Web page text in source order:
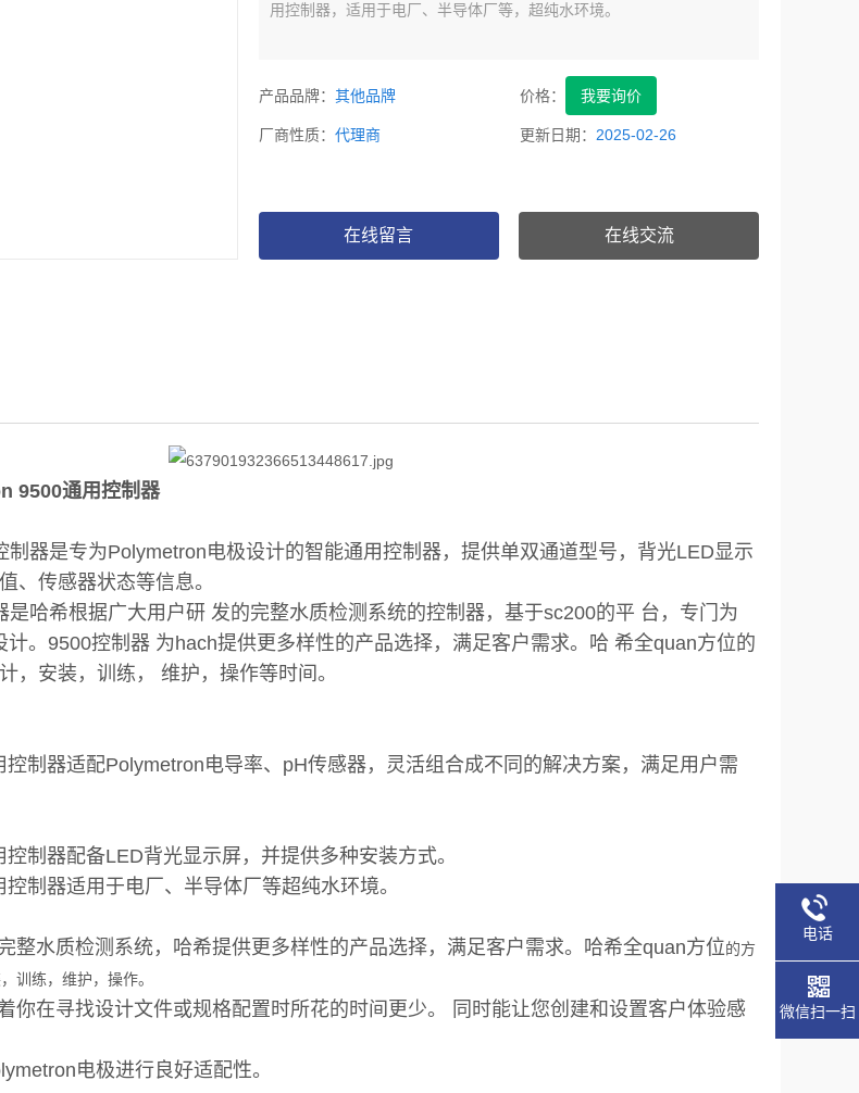
用控制器，适用于电厂、半导体厂等，超纯水环境。
产品品牌： 其他品牌 价格： 我要询价
厂商性质： 代理商 更新日期： 2025-02-26
在线留言 在线交流
9500通用控制器
制器是专为Polymetron电极设计的智能通用控制器，提供单双通道型号，背光LED显示
、传感器状态等信息。
是哈希根据广大用户研 发的完整水质检测系统的控制器，基于sc200的平 台，专门为
计。9500控制器 为hach提供更多样性的产品选择，满足客户需求。哈 希全quan方位的
，安装，训练， 维护，操作等时间。
制器适配Polymetron电导率、pH传感器，灵活组合成不同的解决方案，满足用户需
制器配备LED背光显示屏，并提供多种安装方式。
制器适用于电厂、半导体厂等超纯水环境。
整水质检测系统，哈希提供更多样性的产品选择，满足客户需求。哈希全quan方位的方
训练，维护，操作。
你在寻找设计文件或规格配置时所花的时间更少。 同时能让您创建和设置客户体验感
电极进行良好适配性。
电话
微信扫一扫